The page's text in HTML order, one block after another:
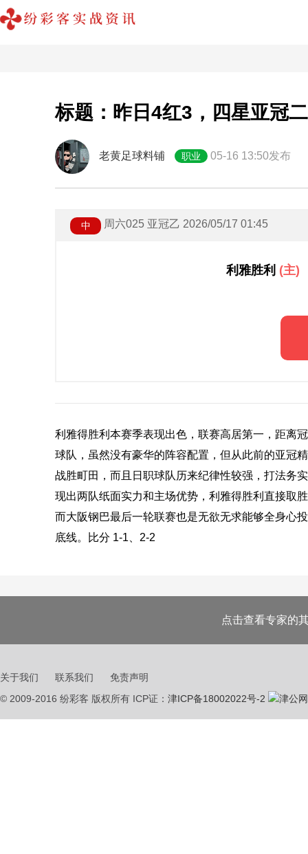
标题：昨日4红3，四星亚冠
老黄足球料铺 职业 05-16 13:50发布
中 周六025 亚冠乙 2026/05/17 01:45
利雅胜利 (主)
利雅得胜利本赛季表现出色，联赛高居第一，距离
球队，虽然没有豪华的阵容配置，但从此前的亚冠
战胜町田，而且日职球队历来纪律性较强，打法务
现出两队纸面实力和主场优势，利雅得胜利直接取
而大阪钢巴最后一轮联赛也是无欲无求能够全身心
底线。比分 1-1、2-2
点击查看专家的
关于我们 联系我们
免责声明
© 2009-2016 纷彩客 版权所有 ICP证： 津ICP备18002022号-2 津公